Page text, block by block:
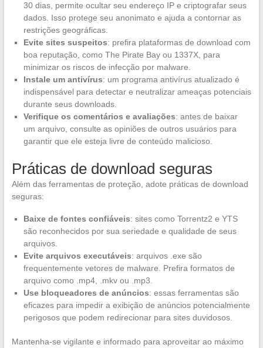
30 dias, permite ocultar seu endereço IP e criptografar seus
dados. Isso protege seu anonimato e ajuda a contornar as
restrições geográficas.
Evite sites suspeitos: prefira plataformas de download com
boa reputação, como The Pirate Bay ou 1337X, para
minimizar os riscos de infecção por malware.
Instale um antivírus: um programa antivírus atualizado é
indispensável para detectar e neutralizar ameaças potenciais
durante seus downloads.
Verifique os comentários e avaliações: antes de baixar
um arquivo, consulte as opiniões de outros usuários para
garantir que ele esteja livre de conteúdo malicioso.
Práticas de download seguras
Além das ferramentas de proteção, adote práticas de download
seguras:
Baixe de fontes confiáveis: sites como Torrentz2 e YTS
são reconhecidos por sua seriedade e qualidade de seus
arquivos.
Evite arquivos executáveis: arquivos .exe são
frequentemente vetores de malware. Prefira formatos de
arquivo como .mp4, .mkv ou .mp3.
Use bloqueadores de anúncios: essas ferramentas são
eficazes para impedir a exibição de anúncios potencialmente
perigosos que podem redirecionar para sites duvidosos.
Mantenha-se vigilante e informado para aproveitar ao máximo